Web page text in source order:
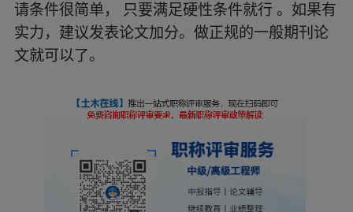
请条件很简单，
只要满足硬性条件就行 。如果有
实力，建议发表论文加分。做正规的一般期刊论
文就可以了。